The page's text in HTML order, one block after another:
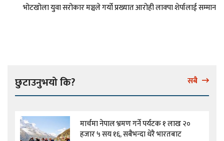
भोटखोला युवा सरोकार मञ्चले गर्यो प्रख्यात आरोही लाक्पा शेर्पालाई सम्मान
छुटाउनुभयो कि? सबै
मार्चमा नेपाल भ्रमण गर्ने पर्यटक १ लाख २०
हजार ५ सय १६, सबैभन्दा धेरै भारतबाट